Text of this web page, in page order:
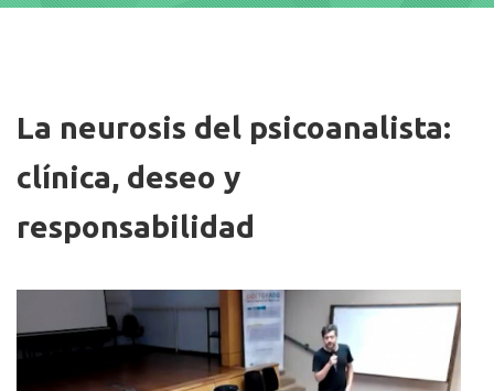
La neurosis del psicoanalista:
clínica, deseo y
responsabilidad